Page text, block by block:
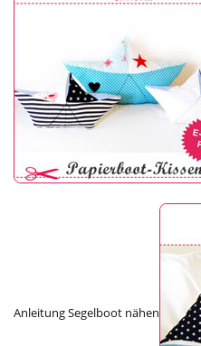
Anleitung Segelboot nähen